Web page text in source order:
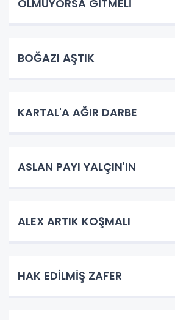
OLMUYORSA GİTMELİ
BOĞAZI AŞTIK
KARTAL'A AĞIR DARBE
ASLAN PAYI YALÇIN'IN
ALEX ARTIK KOŞMALI
HAK EDİLMİŞ ZAFER